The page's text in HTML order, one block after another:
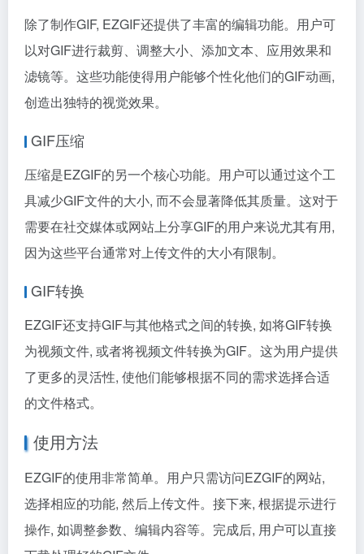
除了制作GIF, EZGIF还提供了丰富的编辑功能。用户可
以对GIF进行裁剪、调整大小、添加文本、应用效果和
滤镜等。这些功能使得用户能够个性化他们的GIF动画,
创造出独特的视觉效果。
GIF压缩
压缩是EZGIF的另一个核心功能。用户可以通过这个工
具减少GIF文件的大小, 而不会显著降低其质量。这对于
需要在社交媒体或网站上分享GIF的用户来说尤其有用,
因为这些平台通常对上传文件的大小有限制。
GIF转换
EZGIF还支持GIF与其他格式之间的转换, 如将GIF转换
为视频文件, 或者将视频文件转换为GIF。这为用户提供
了更多的灵活性, 使他们能够根据不同的需求选择合适
的文件格式。
使用方法
EZGIF的使用非常简单。用户只需访问EZGIF的网站,
选择相应的功能, 然后上传文件。接下来, 根据提示进行
操作, 如调整参数、编辑内容等。完成后, 用户可以直接